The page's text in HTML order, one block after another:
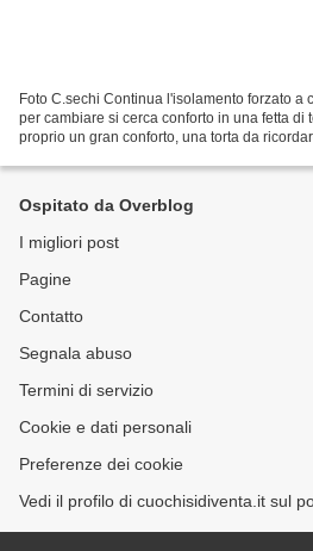
Foto C.sechi Continua l'isolamento forzato a
per cambiare si cerca conforto in una fetta di
proprio un gran conforto, una torta da
Ospitato da Overblog
I migliori post
Pagine
Contatto
Segnala abuso
Termini di servizio
Cookie e dati personali
Preferenze dei cookie
Vedi il profilo di cuochisidiventa.it sul